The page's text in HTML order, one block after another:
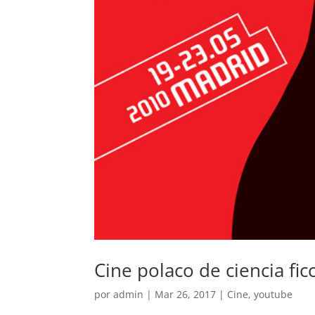
Cine polaco de ciencia
poradmin | Mar 26, 2017 | Cine,youtube